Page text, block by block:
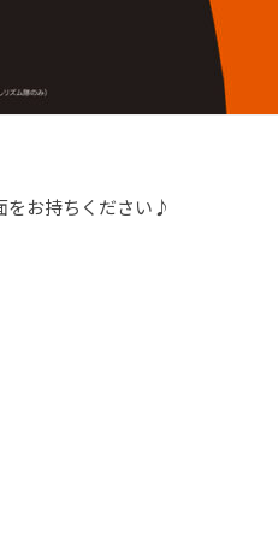
をお持ちください♪